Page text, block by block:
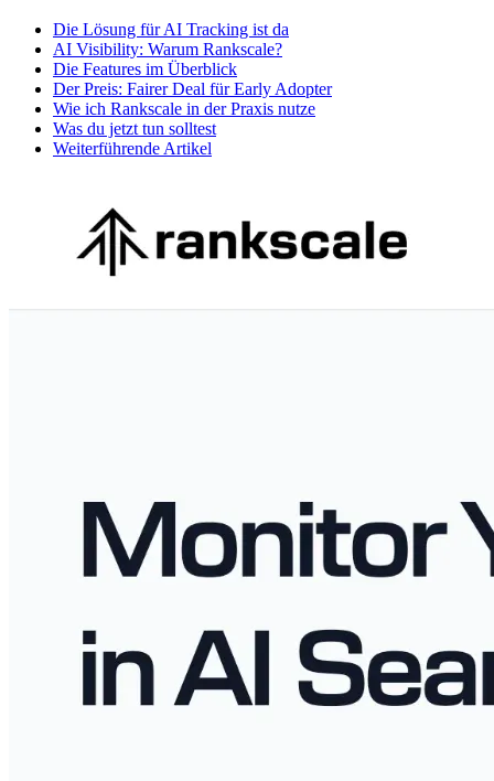
Die Lösung für AI Tracking ist da
AI Visibility: Warum Rankscale?
Die Features im Überblick
Der Preis: Fairer Deal für Early Adopter
Wie ich Rankscale in der Praxis nutze
Was du jetzt tun solltest
Weiterführende Artikel